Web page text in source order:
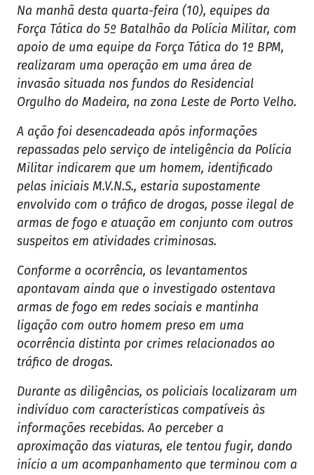
Na manhã desta quarta-feira (10), equipes da
Força Tática do 5º Batalhão da Polícia Militar, com
apoio de uma equipe da Força Tática do 1º BPM,
realizaram uma operação em uma área de
invasão situada nos fundos do Residencial
Orgulho do Madeira, na zona Leste de Porto Velho.
A ação foi desencadeada após informações
repassadas pelo serviço de inteligência da Polícia
Militar indicarem que um homem, identificado
pelas iniciais M.V.N.S., estaria supostamente
envolvido com o tráfico de drogas, posse ilegal de
armas de fogo e atuação em conjunto com outros
suspeitos em atividades criminosas.
Conforme a ocorrência, os levantamentos
apontavam ainda que o investigado ostentava
armas de fogo em redes sociais e mantinha
ligação com outro homem preso em uma
ocorrência distinta por crimes relacionados ao
tráfico de drogas.
Durante as diligências, os policiais localizaram um
indivíduo com características compatíveis às
informações recebidas. Ao perceber a
aproximação das viaturas, ele tentou fugir, dando
início a um acompanhamento que terminou com a